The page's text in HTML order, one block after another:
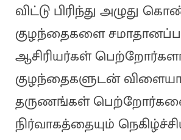
விட்டு பிரிந்து அழுது
குழந்தைகளை
ஆசிரியர்கள்
குழந்தைகளுடன்
தருணங்கள்
நிர்வாகத்தையும்